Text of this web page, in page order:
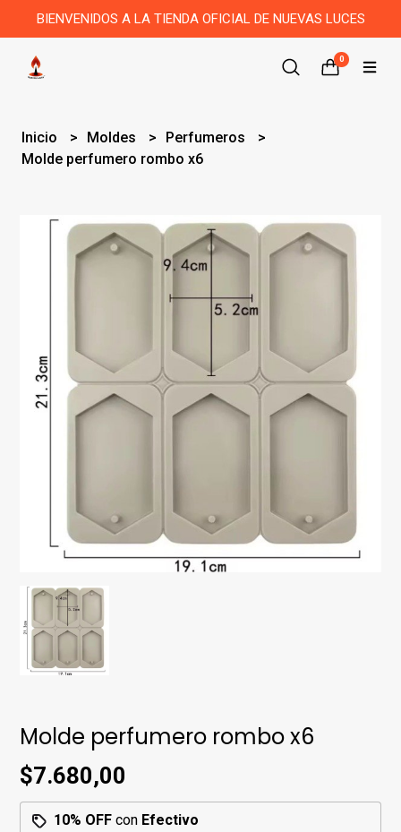
BIENVENIDOS A LA TIENDA OFICIAL DE NUEVAS LUCES
0
Inicio Moldes
Perfumeros
Molde perfumero rombo x6
Molde perfumero rombo x6
$7.680,00
10% OFF con Efectivo